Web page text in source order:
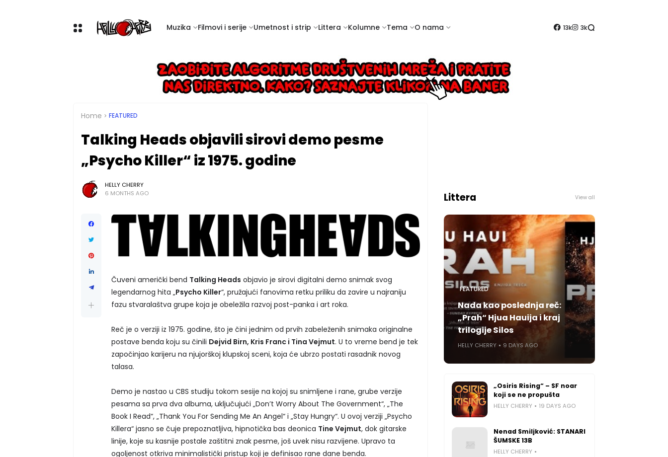
Muzika Filmovi i serije Umetnost i strip Littera Kolumne Tema O nama 13k 3k
Home FEATURED
Talking Heads objavili sirovi demo pesme
„Psycho Killer“ iz 1975. godine
HELLY CHERRY
6 MONTHS AGO
Čuveni američki bend Talking Heads objavio je sirovi digitalni demo snimak svog
legendarnog hita „Psycho Killer“, pružajući fanovima retku priliku da zavire u najraniju
fazu stvaralaštva grupe koja je obeležila razvoj post-panka i art roka.
Reč je o verziji iz 1975. godine, što je čini jednim od prvih zabeleženih snimaka originalne
postave benda koju su činili Dejvid Birn, Kris Franc i Tina Vejmut. U to vreme bend je tek
započinjao karijeru na njujorškoj klupskoj sceni, koja će ubrzo postati rasadnik novog
talasa.
Demo je nastao u CBS studiju tokom sesije na kojoj su snimljene i rane, grube verzije
pesama sa prva dva albuma, uključujući „Don’t Worry About The Government“, „The
Book I Read“, „Thank You For Sending Me An Angel“ i „Stay Hungry“. U ovoj verziji „Psycho
Killera“ jasno se čuje prepoznatljiva, hipnotička bas deonica Tine Vejmut, dok gitarske
linije, koje su kasnije postale zaštitni znak pesme, još uvek nisu razvijene. Upravo ta
ogoljenost otkriva minimalistički pristup koji je definisao rane dane benda.
Littera View all
FEATURED
Nada kao poslednja reč:
„Prah“ Hjua Hauija i kraj
trilogije Silos
HELLY CHERRY 9 DAYS AGO
„Osiris Rising“ – SF noar
koji se ne propušta
HELLY CHERRY 19 DAYS AGO
Nenad Smiljković: STANARI
ŠUMSKE 13B
HELLY CHERRY